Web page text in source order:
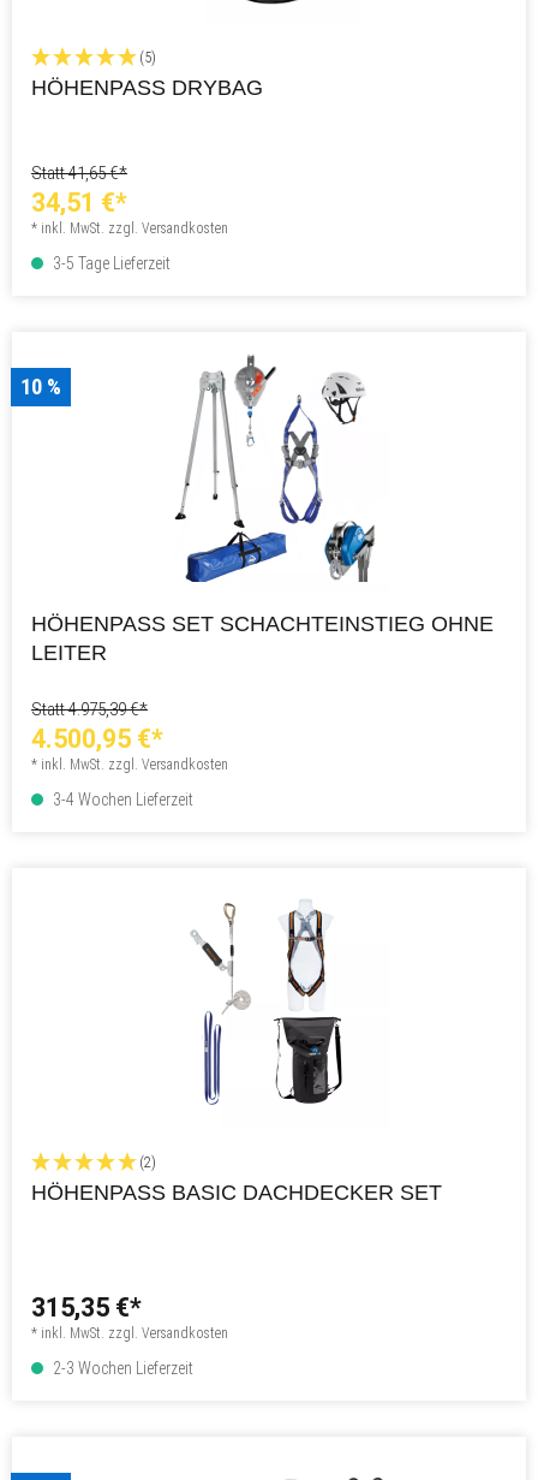
(5)
HÖHENPASS DRYBAG
Statt 41,65 €*
34,51 €*
* inkl. MwSt. zzgl. Versandkosten
3-5 Tage Lieferzeit
10 %
HÖHENPASS SET SCHACHTEINSTIEG OHNE
LEITER
Statt 4.975,39 €*
4.500,95 €*
* inkl. MwSt. zzgl. Versandkosten
3-4 Wochen Lieferzeit
(2)
HÖHENPASS BASIC DACHDECKER SET
315,35 €*
* inkl. MwSt. zzgl. Versandkosten
2-3 Wochen Lieferzeit